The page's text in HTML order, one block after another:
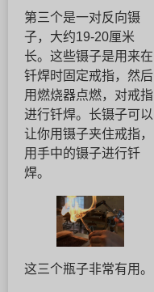
第三个是一对反向镊
子，大约19-20厘米
长。这些镊子是用来在
钎焊时固定戒指，然后
用燃烧器点燃，对戒指
进行钎焊。长镊子可以
让你用镊子夹住戒指，
用手中的镊子进行钎
焊。
这三个瓶子非常有用。